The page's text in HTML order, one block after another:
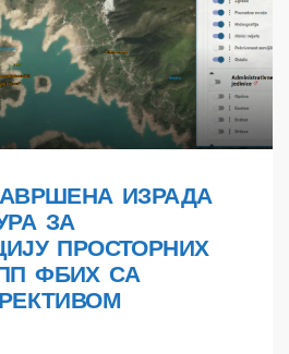
ИЗРАДА
ЗА
ПРОСТОРНИХ
ФБИХ СА